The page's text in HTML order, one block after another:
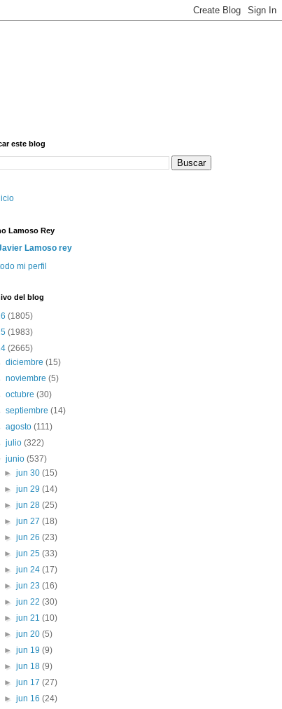
este blog
Lamoso Rey
Lamoso rey
mi perfil
del blog
(1805)
(1983)
(2665)
diciembre(15)
noviembre(5)
octubre(30)
septiembre(14)
agosto(111)
julio(322)
junio(537)
► jun 30 (15)
► jun 29 (14)
► jun 28 (25)
► jun 27 (18)
► jun 26 (23)
► jun 25 (33)
► jun 24 (17)
► jun 23 (16)
► jun 22 (30)
► jun 21 (10)
► jun 20 (5)
► jun 19 (9)
► jun 18 (9)
► jun 17 (27)
► jun 16 (24)